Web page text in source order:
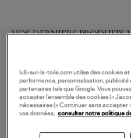
VOS DERNIERS PRODUITS
lulli-sur-la-toile.com utilise des cookies
performance, personnalisation, publicité
partenaires tels que Google. Vous
accepter l’ensemble des cookies («
nécessaires (« Continuer sans accepter
vos données, consulter notre politique